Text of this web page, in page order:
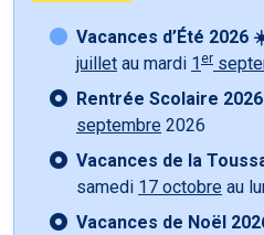
Vacances d’Été 2026
juillet au mardi 1 er
Rentrée Scolaire
septembre 2026
Vacances de la
samedi 17 octobre au
Vacances de Noël